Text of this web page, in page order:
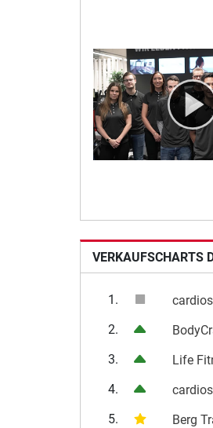
VERKAUFSCHARTS
1.
2.
3.
Life
4.
5.
Berg